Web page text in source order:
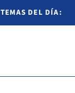
TEMAS DEL DÍA: